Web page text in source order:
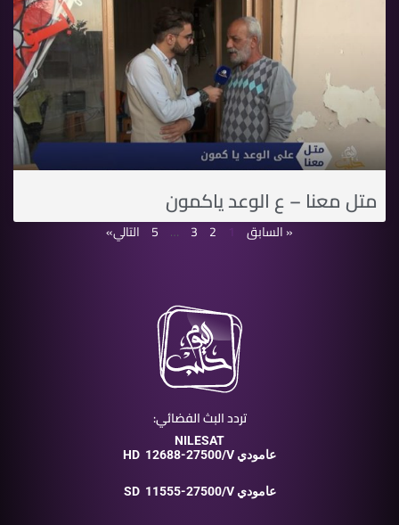
متل معنا – ع الوعد ياكمون
« السابق 1
2
3
…
5 التالي»
تردد البث الفضائي:
NILESAT
HD
12688-27500/V عامودي
SD 11555-27500/V عامودي